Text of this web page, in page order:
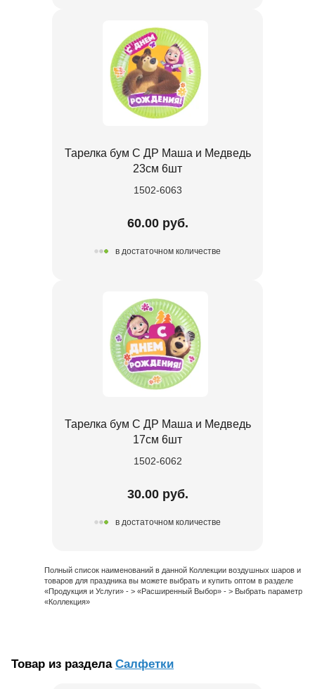
Тарелка бум С ДР Маша и Медведь
23см 6шт
1502-6063
60.00 руб.
в достаточном количестве
Тарелка бум С ДР Маша и Медведь
17см 6шт
1502-6062
30.00 руб.
в достаточном количестве
Полный список наименований в данной Коллекции воздушных шаров и
товаров для праздника вы можете выбрать и купить оптом в разделе
«Продукция и Услуги» - > «Расширенный Выбор» - > Выбрать параметр
«Коллекция»
Товар из раздела Салфетки